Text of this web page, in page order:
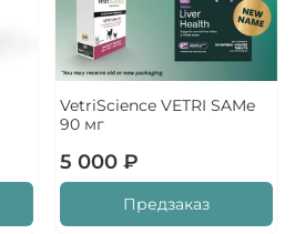
VetriScience VETRI SAMe
90 мг
5 000 ₽
Предзаказ